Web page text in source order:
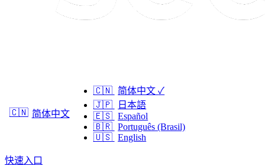
🇨🇳 简体中文
🇨🇳 简体中文 ✓
🇯🇵
日本語
🇪🇸 Español
🇧🇷 Português (Brasil)
🇺🇸 English
快速入口